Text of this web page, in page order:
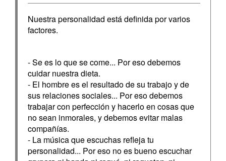
Nuestra personalidad está definida por varios
factores.
- Se es lo que se come... Por eso debemos
cuidar nuestra dieta.
- El hombre es el resultado de su trabajo y de
sus relaciones sociales... Por eso debemos
trabajar con perfección y hacerlo en cosas que
no sean inmorales, y debemos evitar malas
compañías.
- La música que escuchas refleja tu
personalidad... Por eso no es bueno escuchar